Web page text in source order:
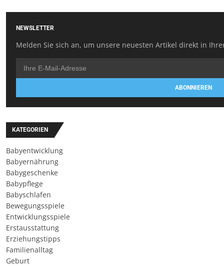
NEWSLETTER
Melden Sie sich an, um unsere neuesten Artikel direkt in
ABONNIEREN
KATEGORIEN
Babyentwicklung
Babyernährung
Babygeschenke
Babypflege
Babyschlafen
Bewegungsspiele
Entwicklungsspiele
Erstausstattung
Erziehungstipps
Familienalltag
Geburt